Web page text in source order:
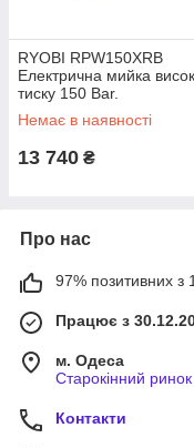
RYOBI RPW150XRB
Електрична мийка
тиску 150 Bar.
Немає в наявності
13 740 ₴
Про нас
97% позитивних з
Працює з
м. Одеса
Старокінний
Контакти